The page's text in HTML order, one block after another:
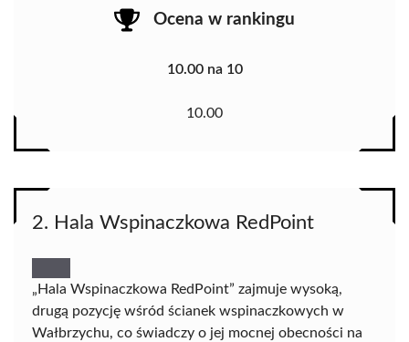
Ocena w rankingu
10.00 na 10
10.00
2. Hala Wspinaczkowa RedPoint
„Hala Wspinaczkowa RedPoint” zajmuje wysoką,
drugą pozycję wśród ścianek wspinaczkowych w
Wałbrzychu, co świadczy o jej mocnej obecności na